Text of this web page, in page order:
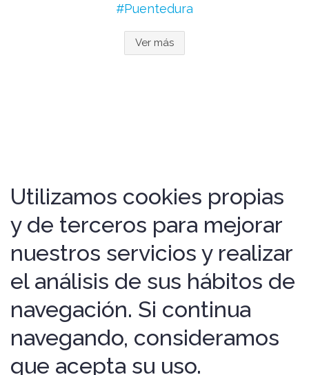
#Puentedura
Ver más
Utilizamos cookies propias
y de terceros para mejorar
nuestros servicios y realizar
el análisis de sus hábitos de
navegación. Si continua
navegando, consideramos
que acepta su uso.